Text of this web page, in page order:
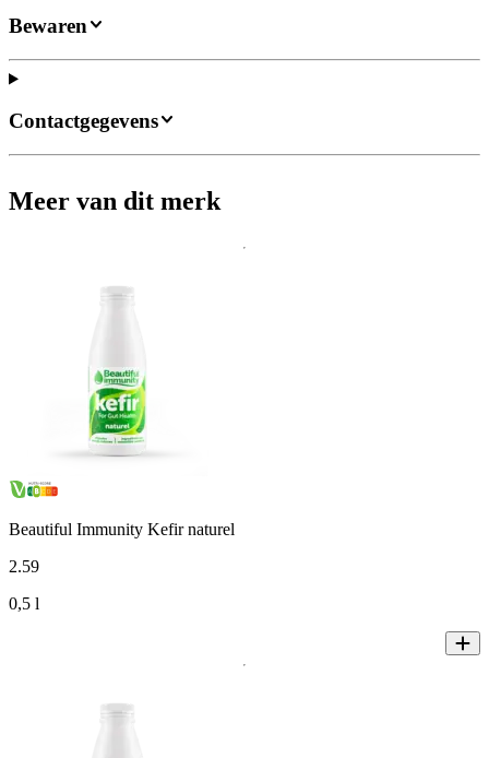
Bewaren
Contactgegevens
Meer van dit merk
Beautiful Immunity Kefir naturel
2.59
0,5 l